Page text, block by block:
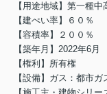
【用途地域】第一種
【建ぺい率】６０％
【容積率】２００％
【築年月】2022年6月
【権利】所有権
【設備】ガス：都市